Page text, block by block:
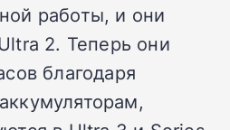
работы, и они
2. Теперь они
благодаря